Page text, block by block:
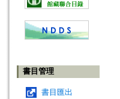
書目管理
書目匯出